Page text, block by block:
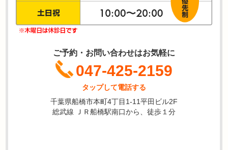
ご予約・お問い合わせはお気軽に
047-425-2159
タップして電話する
千葉県船橋市本町4丁目1-11平田ビル2F
総武線 ＪＲ船橋駅南口から、徒歩１分